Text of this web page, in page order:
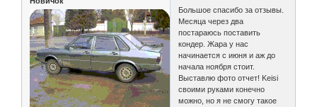
Большое спасибо за отзывы.
Месяца через два
постараюсь поставить
кондер. Жара у нас
начинается с июня и аж до
начала ноября стоит.
Выставлю фото отчет! Keisi
своими руками конечно
можно, но я не смогу такое